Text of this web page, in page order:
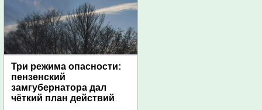
Три режима опасности:
пензенский
замгубернатора дал
чёткий план действий